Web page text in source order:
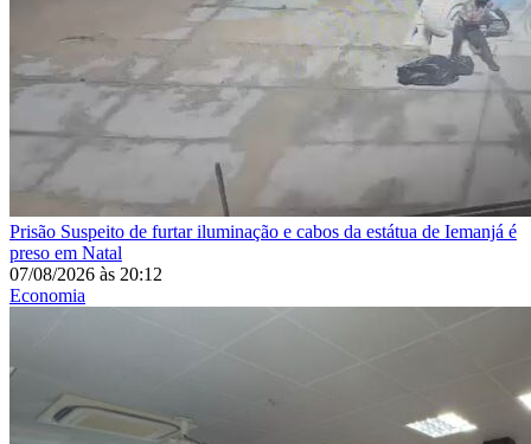
Prisão Suspeito de furtar iluminação e cabos da estátua de Iemanjá é
preso em Natal
07/08/2026 às 20:12
Economia